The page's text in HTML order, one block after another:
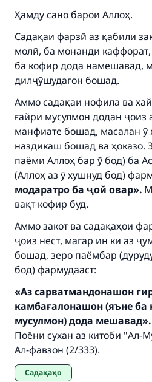
Ҳамду сано барои Аллоҳ.
Садақаи фарзӣ аз қабили
молӣ, ба монанди каффорат,
ба кофир дода намешавад,
дилҷӯшудагон бошад.
Аммо садақаи нофила ва
ғайри мусулмон додан ҷоиз
манфиате бошад, масалан ӯ
наздикаш бошад ва ҳоказо.
паёми Аллоҳ бар ӯ бод) ба
(Аллоҳ аз ӯ хушнуд бод)
модаратро ба ҷой овар».
вақт кофир буд.
Аммо закот ва садақаҳои
ҷоиз нест, магар ин ки аз
бошад, зеро паёмбар
бод) фармудааст:
«Аз сарватмандонашон
камбағалонашон (яъне ба
мусулмон) дода мешавад».
Поёни сухан аз китоби "Ал-
Ал-фавзон (2/333).
Садақаҳо
Make an impact on
with your
Your support is crucial
"A person who leads
good will earn the same
do it."
(MUSLIM,
Support